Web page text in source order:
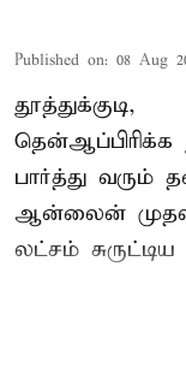
Published on: 08 Aug
தூத்துக்குடி,
தென்ஆப்பிரிக்க
பார்த்து வரும்
ஆன்லைன்
லட்சம் சுருட்டிய